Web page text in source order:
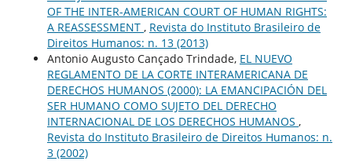
OF THE INTER-AMERICAN COURT OF HUMAN RIGHTS:
A REASSESSMENT , Revista do Instituto Brasileiro de
Direitos Humanos: n. 13 (2013)
Antonio Augusto Cançado Trindade, EL NUEVO
REGLAMENTO DE LA CORTE INTERAMERICANA DE
DERECHOS HUMANOS (2000): LA EMANCIPACIÓN DEL
SER HUMANO COMO SUJETO DEL DERECHO
INTERNACIONAL DE LOS DERECHOS HUMANOS ,
Revista do Instituto Brasileiro de Direitos Humanos: n.
3 (2002)